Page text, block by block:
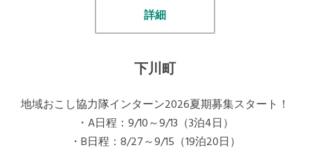
詳細
下川町
地域おこし協力隊インターン2026夏期募集スタート！
・A日程：9/10～9/13（3泊4日）
・B日程：8/27～9/15（19泊20日）